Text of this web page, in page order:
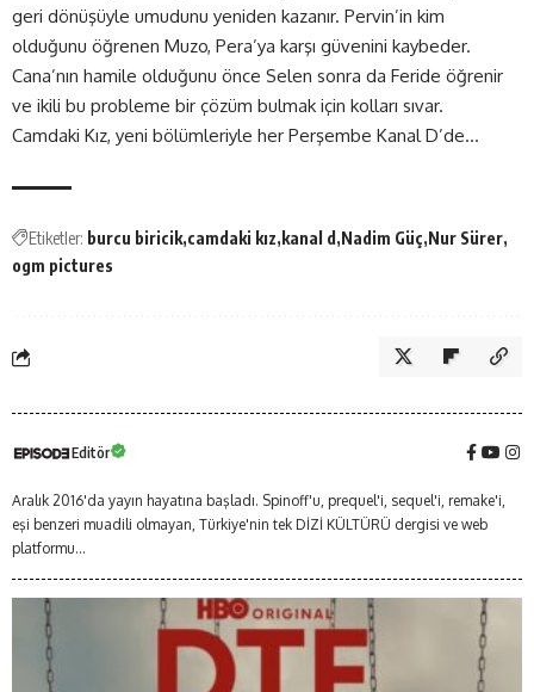
geri dönüşüyle umudunu yeniden kazanır. Pervin’in kim
olduğunu öğrenen Muzo, Pera’ya karşı güvenini kaybeder.
Cana’nın hamile olduğunu önce Selen sonra da Feride öğrenir
ve ikili bu probleme bir çözüm bulmak için kolları sıvar.
Camdaki Kız, yeni bölümleriyle her Perşembe Kanal D’de…
Etiketler: burcu biricik camdaki kız kanal d Nadim Güç Nur Sürer
ogm pictures
Editör
Aralık 2016'da yayın hayatına başladı. Spinoff'u, prequel'i, sequel'i, remake'i,
eşi benzeri muadili olmayan, Türkiye'nin tek DİZİ KÜLTÜRÜ dergisi ve web
platformu...